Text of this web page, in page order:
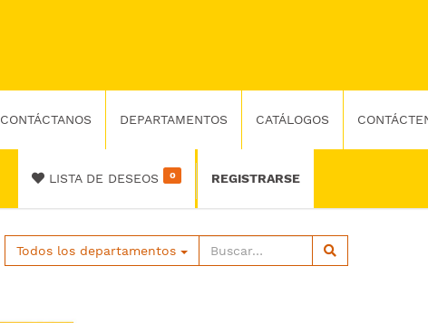
CONTÁCTANOS DEPARTAMENTOS CATÁLOGOS
LISTA DE DESEOS 0 REGISTRARSE
Todos los departamentos